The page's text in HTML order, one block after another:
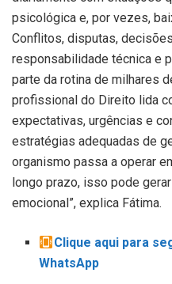
psicológica e, por vezes,
Conflitos, disputas,
responsabilidade técnica e
parte da rotina de milhares
profissional do Direito lida
expectativas, urgências e
estratégias adequadas de
organismo passa a operar
longo prazo, isso pode
emocional”, explica Fátima.
Clique aqui para
WhatsApp